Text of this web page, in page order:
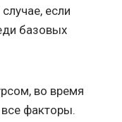
если
базовых
во время
факторы.